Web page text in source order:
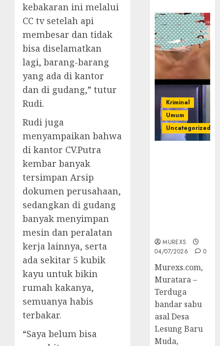
kebakaran ini melalui
CC tv setelah api
membesar dan tidak
bisa diselamatkan
lagi, barang-barang
yang ada di kantor
dan di gudang,” tutur
Rudi.
Rudi juga
menyampaikan bahwa
di kantor CV.Putra
kembar banyak
tersimpan Arsip
dokumen perusahaan,
sedangkan di gudang
banyak menyimpan
mesin dan peralatan
kerja lainnya, serta
ada sekitar 5 kubik
kayu untuk bikin
rumah kakanya,
semuanya habis
terbakar.
“Saya belum bisa
Kriminal
Umum
Uncategorized
MUREXS
04/07/2026
0
Murexs.com,
Muratara –
Terduga
bandar sabu
asal Desa
Lesung Baru
Muda,